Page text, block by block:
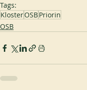
Tags:
KlosterOSBPriorin
OSB